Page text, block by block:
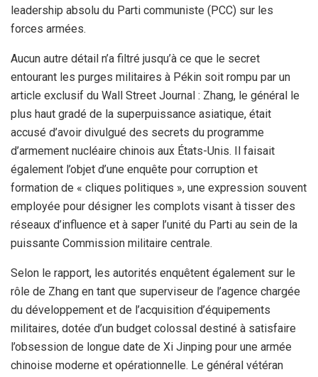
leadership absolu du Parti communiste (PCC) sur les
forces armées.
Aucun autre détail n’a filtré jusqu’à ce que le secret
entourant les purges militaires à Pékin soit rompu par un
article exclusif du Wall Street Journal : Zhang, le général le
plus haut gradé de la superpuissance asiatique, était
accusé d’avoir divulgué des secrets du programme
d’armement nucléaire chinois aux États-Unis. Il faisait
également l’objet d’une enquête pour corruption et
formation de « cliques politiques », une expression souvent
employée pour désigner les complots visant à tisser des
réseaux d’influence et à saper l’unité du Parti au sein de la
puissante Commission militaire centrale.
Selon le rapport, les autorités enquêtent également sur le
rôle de Zhang en tant que superviseur de l’agence chargée
du développement et de l’acquisition d’équipements
militaires, dotée d’un budget colossal destiné à satisfaire
l’obsession de longue date de Xi Jinping pour une armée
chinoise moderne et opérationnelle. Le général vétéran